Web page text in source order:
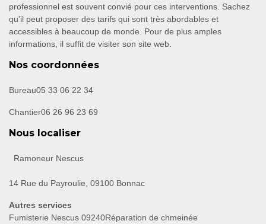
professionnel est souvent convié pour ces interventions. Sachez
qu'il peut proposer des tarifs qui sont très abordables et
accessibles à beaucoup de monde. Pour de plus amples
informations, il suffit de visiter son site web.
Nos coordonnées
Bureau05 33 06 22 34
Chantier06 26 96 23 69
Nous localiser
Ramoneur Nescus
14 Rue du Payroulie, 09100 Bonnac
Autres services
Fumisterie Nescus 09240Réparation de chmeinée